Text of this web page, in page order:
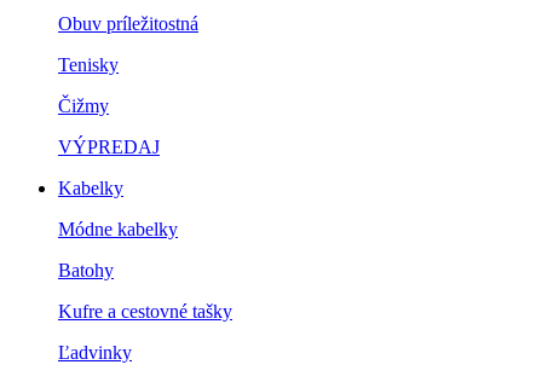
Obuv príležitostná
Tenisky
Čižmy
VÝPREDAJ
Kabelky
Módne kabelky
Batohy
Kufre a cestovné tašky
Ľadvinky